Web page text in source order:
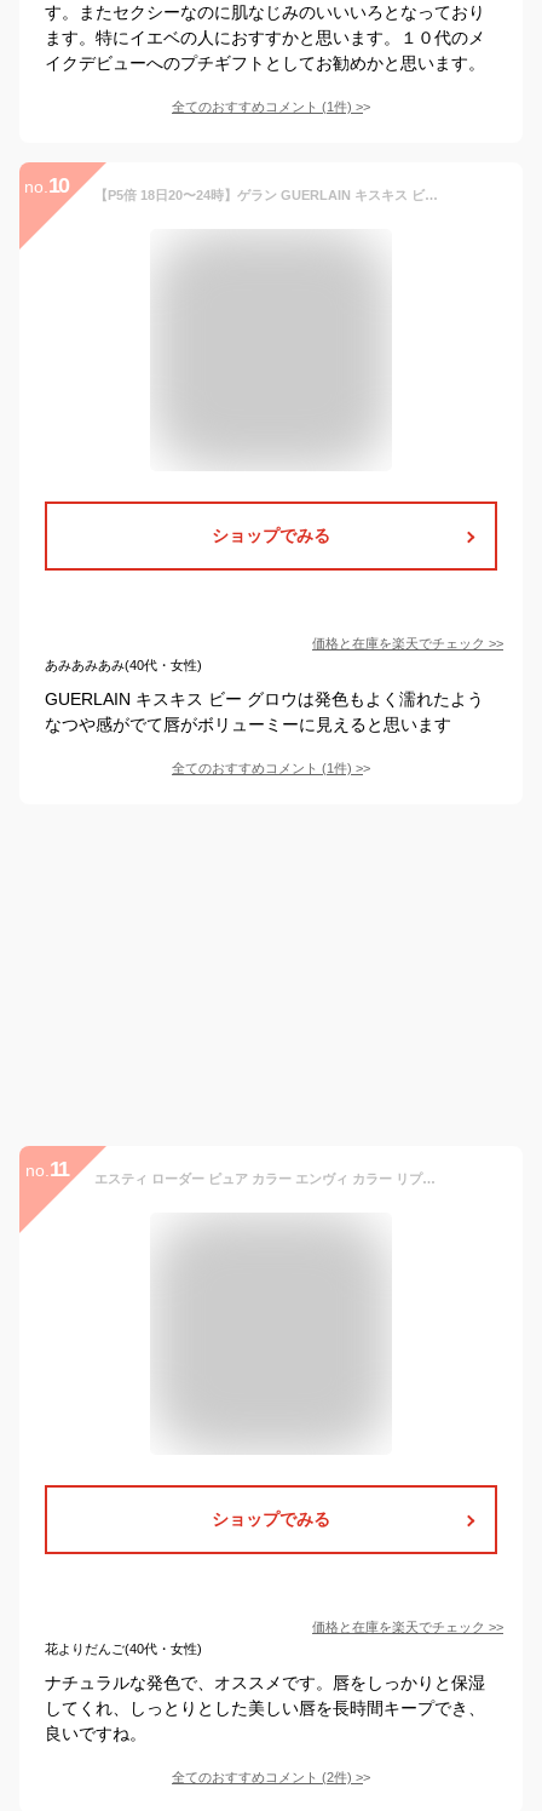
す。またセクシーなのに肌なじみのいいいろとなっており
ます。特にイエベの人におすすかと思います。１０代のメ
イクデビューへのプチギフトとしてお勧めかと思います。
全てのおすすめコメント (1件) >
no. 10 【P5倍 18日20〜24時】ゲラン GUERLAIN キスキス ビー グロウ 選べるカラー 【129・229・258・309・319・409・458・775・809】 【メイクアップ リップバーム】 【メール便(ゆうパケット)対応】
ショップでみる
価格と在庫を楽天でチェック >>
あみあみあみ(40代・女性)
GUERLAIN キスキス ビー グロウは発色もよく濡れたよう
なつや感がでて唇がボリューミーに見えると思います
全てのおすすめコメント (1件) >
no. 11 エスティ ローダー ピュア カラー エンヴィ カラー リプレニッシュ リップ バーム ESTEE LAUDER | リップスティック 下地 保湿 リップケア リップバーム リップ下地 保湿リップ メイクアップ メイク 化粧品 コスメ プレゼント ギフト デパコス
ショップでみる
価格と在庫を楽天でチェック >>
花よりだんご(40代・女性)
ナチュラルな発色で、オススメです。唇をしっかりと保湿
してくれ、しっとりとした美しい唇を長時間キープでき、
良いですね。
全てのおすすめコメント (2件) >